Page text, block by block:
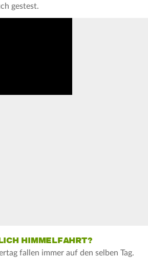
gestest.
HIMMELFAHRT?
fallen immer auf den selben Tag.